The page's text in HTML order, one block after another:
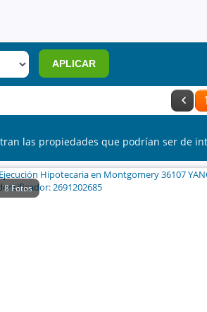
APLICAR
1
las propiedades que podrían ser de
8 Fotos